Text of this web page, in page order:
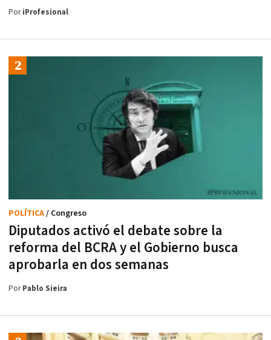
PoriProfesional
Diputados activó el debate sobre la
reforma del BCRA y el Gobierno busca
aprobarla en dos semanas
POLÍTICA/ Congreso
PorPablo Sieira